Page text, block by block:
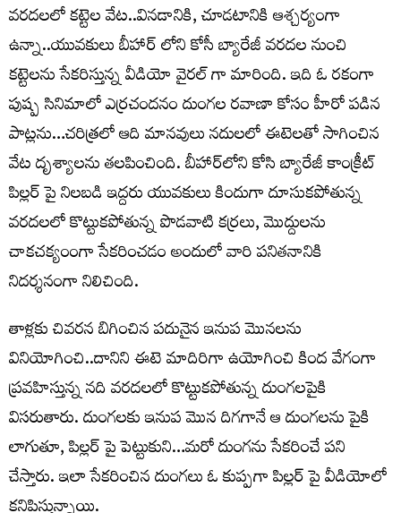
వరదలలో కట్టెల వేట..వినడానికి, చూడటానికి ఆశ్చర్యంగా
ఉన్నా..యువకులు బీహార్ లోని కోసీ బ్యారేజీ వరదల నుంచి
కట్టెలను సేకరిస్తున్న వీడియో వైరల్ గా మారింది. ఇది ఓ రకంగా
పుష్ప సినిమాలో ఎర్రచందనం దుంగల రవాణా కోసం హీరో పడిన
పాట్లను…చరిత్రలో ఆది మానవులు నదులలో ఈటెలతో సాగించిన
వేట దృశ్యాలను తలపించింది. బీహార్‌లోని కోసి బ్యారేజీ కాంక్రీట్
పిల్లర్ పై నిలబడి ఇద్దరు యువకులు కిందుగా దూసుకపోతున్న
వరదలలో కొట్టుకపోతున్న పొడవాటి కర్రలు, మొద్దులను
చాకచక్యంంగా సేకరించడం అందులో వారి పనితనానికి
నిదర్శనంగా నిలిచింది.
తాళ్లకు చివరన బిగించిన పదునైన ఇనుప మొనలను
వినియోగించి..దానిని ఈటె మాదిరిగా ఉయోగించి కింద వేగంగా
ప్రవహిస్తున్న నది వరదలలో కొట్టుకపోతున్న దుంగలపైకి
విసరుతారు. దుంగలకు ఇనుప మొన దిగగానే ఆ దుంగలను పైకి
లాగుతూ, పిల్లర్ పై పెట్టుకుని…మరో దుంగను సేకరించే పని
చేస్తారు. ఇలా సేకరించిన దుంగలు ఓ కుప్పగా పిల్లర్ పై వీడియోలో